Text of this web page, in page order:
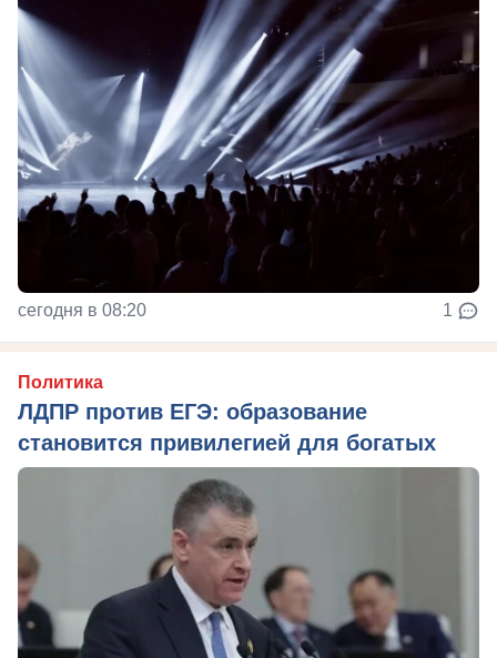
сегодня в 08:20 1
Политика
ЛДПР против ЕГЭ: образование
становится привилегией для богатых